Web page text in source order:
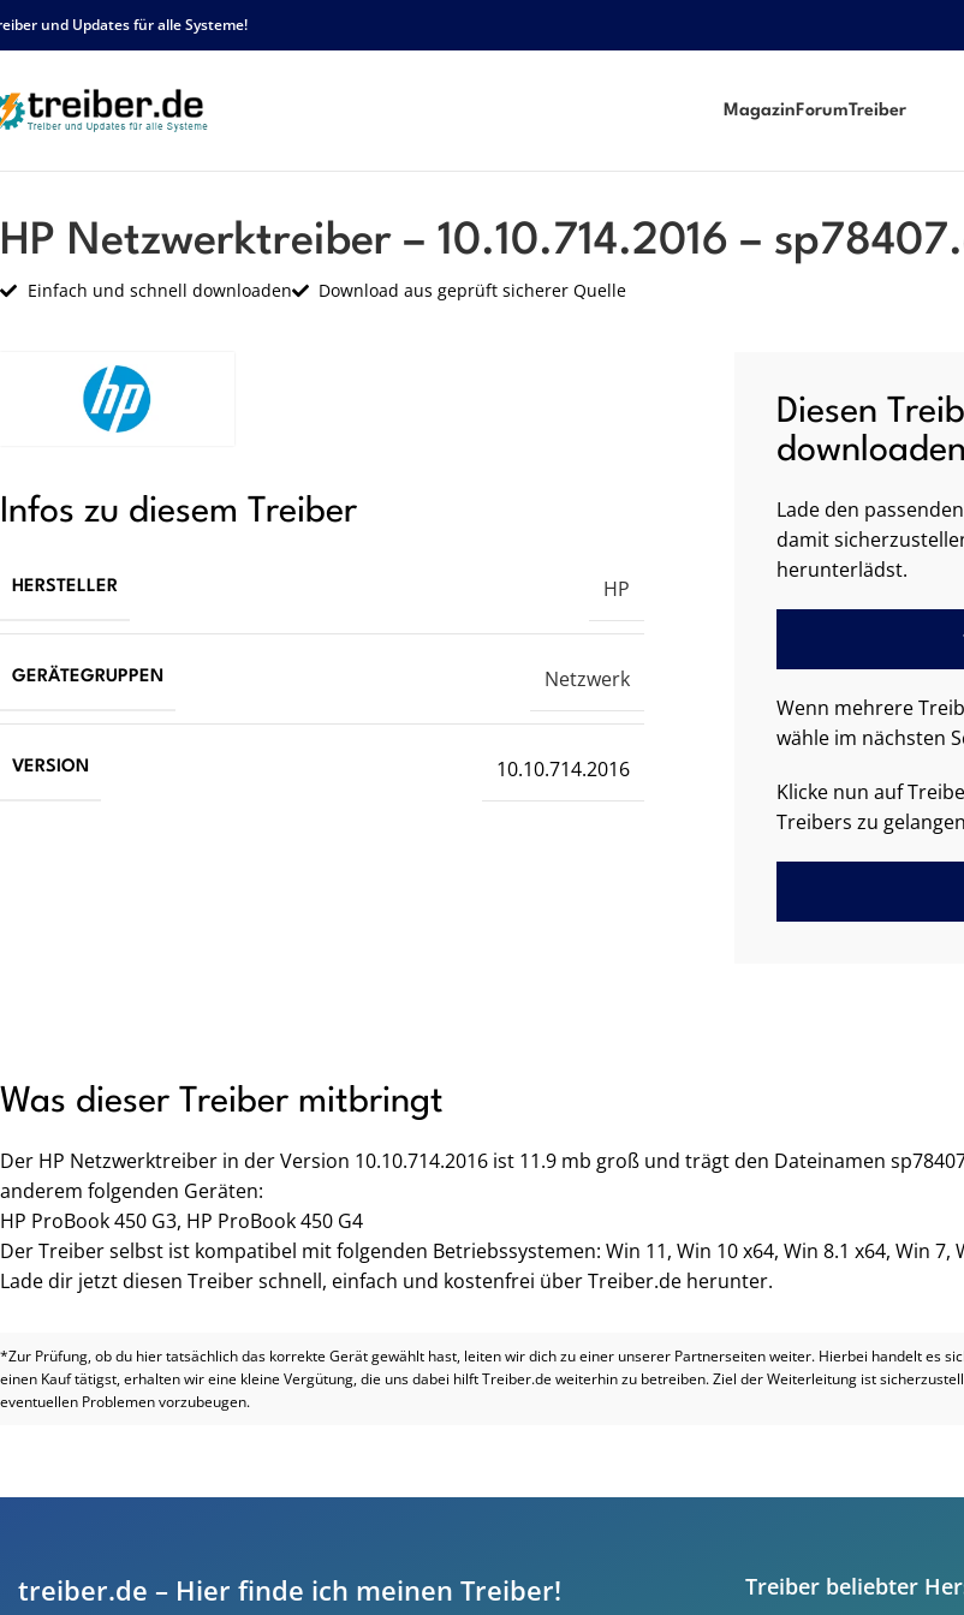
und Updates für alle Systeme!
Magazin ForumTreiber
HP Netzwerktreiber – 10.10.714.2016 –
Einfach und schnell downloaden Download aus geprüft sicherer Quelle
Infos zu diesem Treiber
HERSTELLER HP
GERÄTEGRUPPEN Netzwerk
VERSION 10.10.714.2016
Diesen
downloaden
Lade den
damit
herunterlädst.
Wenn mehrere
wähle im nächsten
Klicke nun auf
Treibers zu
Was dieser Treiber mitbringt
Der HP Netzwerktreiber in der Version 10.10.714.2016 ist 11.9 mb groß und trägt den Dateinamen
anderem folgenden Geräten:
HP ProBook 450 G3, HP ProBook 450 G4
Der Treiber selbst ist kompatibel mit folgenden Betriebssystemen: Win 11, Win 10 x64, Win 8.1 x64, Win 7,
Lade dir jetzt diesen Treiber schnell, einfach und kostenfrei über Treiber.de herunter.
*Zur Prüfung, ob du hier tatsächlich das korrekte Gerät gewählt hast, leiten wir dich zu einer unserer Partnerseiten weiter. Hierbei handelt es
einen Kauf tätigst, erhalten wir eine kleine Vergütung, die uns dabei hilft Treiber.de weiterhin zu betreiben. Ziel der Weiterleitung ist
eventuellen Problemen vorzubeugen.
treiber.de – Hier finde ich meinen Treiber! Treiber beliebter